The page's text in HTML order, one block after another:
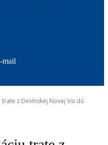
mail
z Devínskej Novej Vsi do